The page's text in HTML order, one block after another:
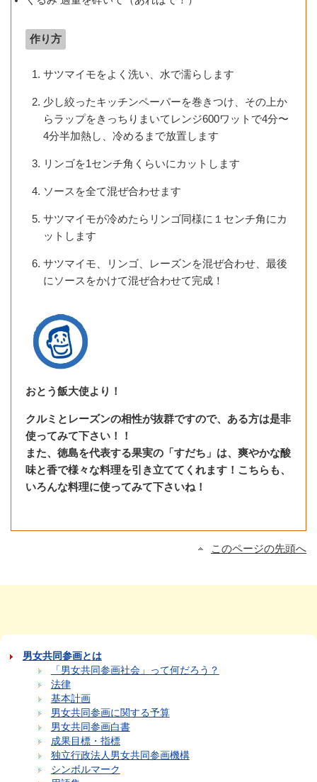
作り方
サツマイモをよく洗い、水で濡らします
少し絞ったキッチンペーパーを巻きつけ、その上か
らラップをきっちりまいてレンジ600ワットで4分〜
4分半加熱し、冷めるまで放置します
リンゴを1センチ角くらいにカットします
ソースを全て混ぜ合わせます
サツマイモが冷めたらリンゴ同様に１センチ角にカ
ットします
サツマイモ、リンゴ、レーズンを混ぜ合わせ、最後
にソースをかけて混ぜ合わせて完成！
おとう飯大使より！
クルミとレーズンの相性が抜群ですので、ある方は是非
使ってみて下さい！！
また、徳島を代表する果実の「すだち」は、爽やかな酸
味と香で様々な料理を引き立ててくれます！こちらも、
いろんな料理に使ってみて下さいね！
このページの先頭へ